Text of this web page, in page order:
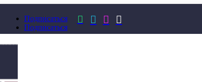
Подписаться
Подписаться
   